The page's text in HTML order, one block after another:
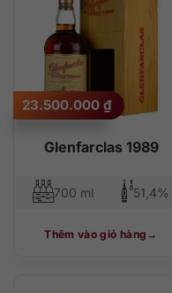
Glenfarclas 1989
23.500.000 ₫
700 ml 51,4%
Thêm vào giỏ hàng